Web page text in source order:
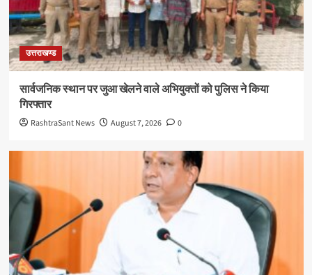
उत्तराखण्ड
सार्वजनिक स्थान पर जुआ खेलने वाले अभियुक्तों को पुलिस ने किया
गिरफ्तार
RashtraSant News August 7, 2026 0